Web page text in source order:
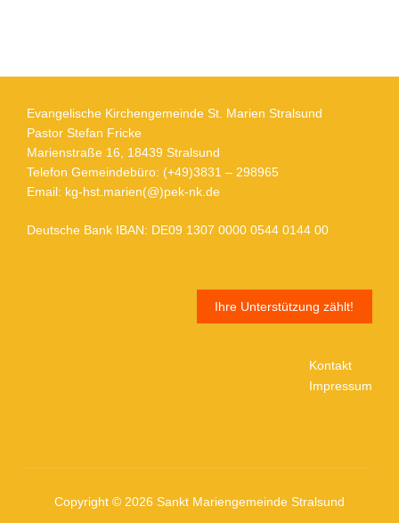
Evangelische Kirchengemeinde St. Marien Stralsund
Pastor Stefan Fricke
Marienstraße 16, 18439 Stralsund
Telefon Gemeindebüro: (+49)3831 – 298965
Email: kg-hst.marien(@)pek-nk.de
Deutsche Bank IBAN: DE09 1307 0000 0544 0144 00
Ihre Unterstützung zählt!
Kontakt
Impressum
Copyright © 2026 Sankt Mariengemeinde Stralsund